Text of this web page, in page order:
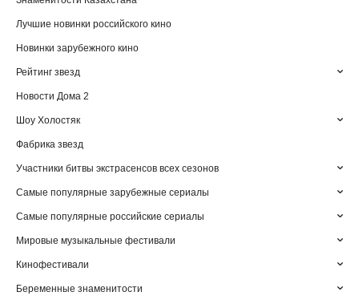
Лучшие новинки российского кино
Новинки зарубежного кино
Рейтинг звезд
Новости Дома 2
Шоу Холостяк
Фабрика звезд
Участники битвы экстрасенсов всех сезонов
Самые популярные зарубежные сериалы
Самые популярные российские сериалы
Мировые музыкальные фестивали
Кинофестивали
Беременные знаменитости